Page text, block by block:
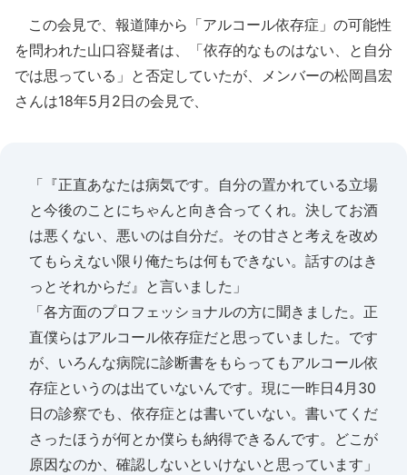
この会見で、報道陣から「アルコール依存症」の可能性
を問われた山口容疑者は、「依存的なものはない、と自分
では思っている」と否定していたが、メンバーの松岡昌宏
さんは18年5月2日の会見で、
「『正直あなたは病気です。自分の置かれている立場
と今後のことにちゃんと向き合ってくれ。決してお酒
は悪くない、悪いのは自分だ。その甘さと考えを改め
てもらえない限り俺たちは何もできない。話すのはき
っとそれからだ』と言いました」
「各方面のプロフェッショナルの方に聞きました。正
直僕らはアルコール依存症だと思っていました。です
が、いろんな病院に診断書をもらってもアルコール依
存症というのは出ていないんです。現に一昨日4月30
日の診察でも、依存症とは書いていない。書いてくだ
さったほうが何とか僕らも納得できるんです。どこが
原因なのか、確認しないといけないと思っています」